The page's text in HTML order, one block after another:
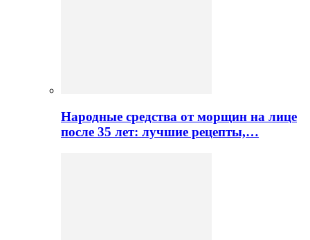
Народные средства от морщин на лице
после 35 лет: лучшие рецепты,…